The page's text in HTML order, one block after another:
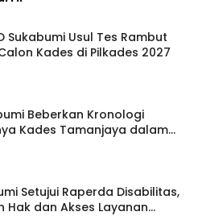
Sukabumi Usul Tes Rambut
Kades di Pilkades 2027
Beberkan Kronologi
Kades Tamanjaya dalam
Setujui Raperda Disabilitas,
Hak dan Akses Layanan